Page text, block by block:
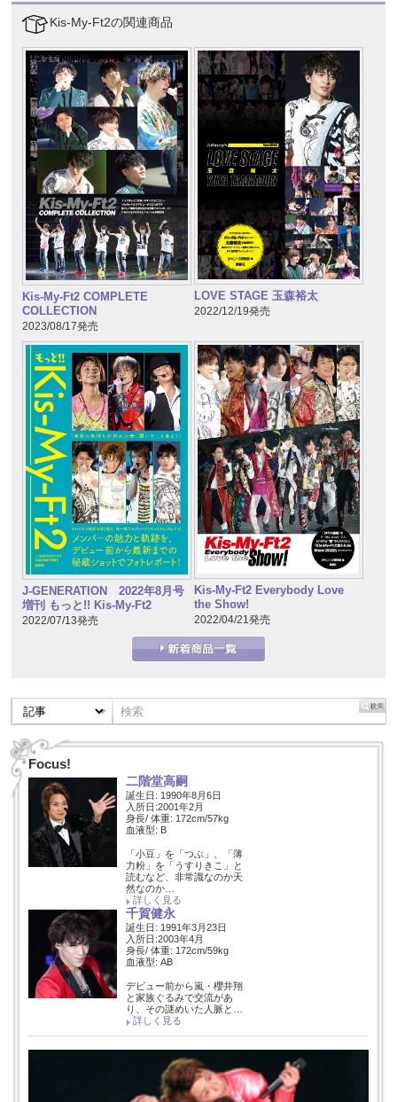
Kis-My-Ft2の関連商品
Kis-My-Ft2 COMPLETE
COLLECTION
2023/08/17発売
LOVE STAGE 玉森裕太
2022/12/19発売
J-GENERATION 2022年8月号
増刊 もっと!! Kis-My-Ft2
2022/07/13発売
Kis-My-Ft2 Everybody Love
the Show!
2022/04/21発売
Focus!
二階堂高嗣
誕生日: 1990年8月6日
入所日:2001年2月
身長/ 体重: 172cm/57kg
血液型: B
「小豆」を「つぶ」、「薄
力粉」を「うすりきこ」と
読むなど、非常識なのか天
然なのか…
詳しく見る
千賀健永
誕生日: 1991年3月23日
入所日:2003年4月
身長/ 体重: 172cm/59kg
血液型: AB
デビュー前から嵐・櫻井翔
と家族ぐるみで交流があ
り、その謎めいた人脈と…
詳しく見る